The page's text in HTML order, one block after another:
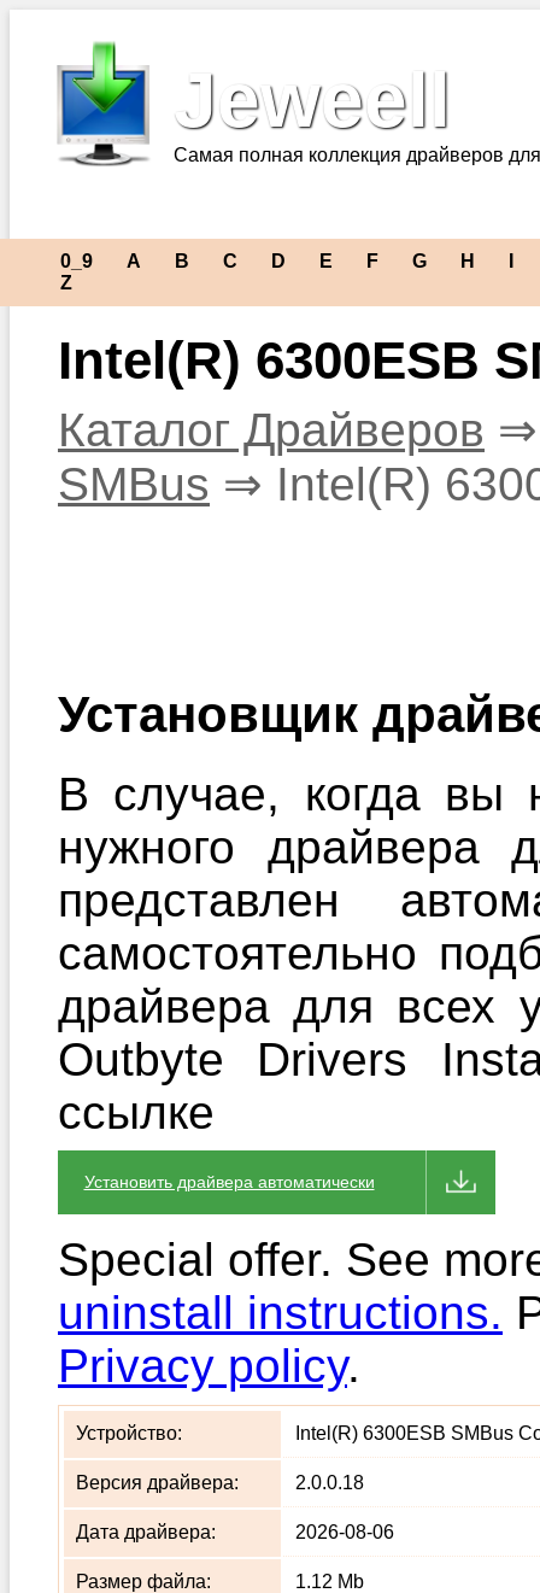
Jeweell
Самая полная коллекция драйверов
0_9 A B C D E F G H
Z
Intel(R) 6300ESB
Каталог Драйверов
SMBus ⇒ Intel(R)
Установщик
В случае, когда вы
нужного драйвера
представлен
самостоятельно
драйвера для всех
Outbyte Drivers
ссылке
Установить драйвера автоматически
Special offer. See
uninstall instructions.
Privacy policy.
Устройство: Intel(R) 6300ESB SMBus
Версия драйвера: 2.0.0.18
Дата драйвера: 2026-08-06
Размер файла: 1.12 Mb